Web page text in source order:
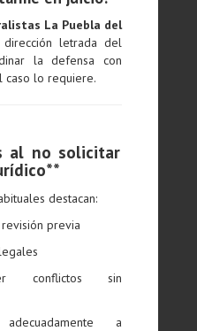
La Puebla del
letrada del
la defensa con
caso lo requiere.
al no solicitar
destacan:
previa
conflictos sin
a